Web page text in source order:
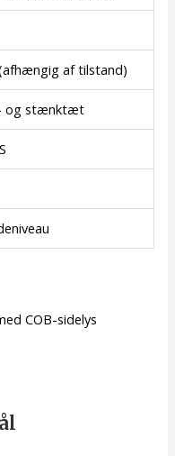
af tilstand)
og stænktæt
COB-sidelys